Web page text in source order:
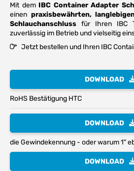
Mit dem IBC Container Adapter
einen praxisbewährten,
Schlauchanschluss für Ihren IBC
zuverlässig im Betrieb und vielseitig
Jetzt bestellen und Ihren IBC
DOWNLOAD
RoHS Bestätigung HTC
DOWNLOAD
die Gewindekennung - oder warum 1"
DOWNLOAD